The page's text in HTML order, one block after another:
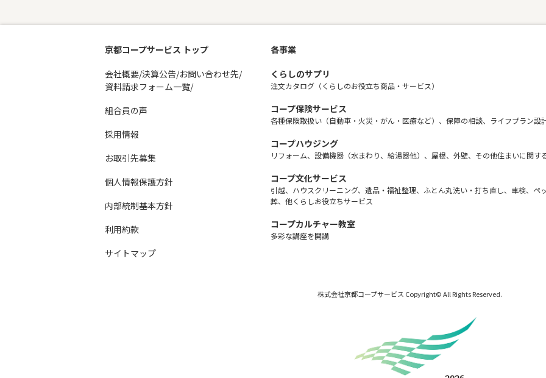
京都コープサービス トップ
会社概要/決算公告/お問い合わせ先/
資料請求フォーム一覧/
組合員の声
採用情報
お取引先募集
個人情報保護方針
内部統制基本方針
利用約款
サイトマップ
各事業
くらしのサプリ
注文カタログ（くらしのお役立ち商品・サービス）
コープ保険サービス
各種保険取扱い（自動車・火災・がん・医療など）、保障の相談、ライフプラン設
コープハウジング
リフォーム、設備機器（水まわり、給湯器他）、屋根、外壁、その他住まいに関す
コープ文化サービス
引越、ハウスクリーニング、遺品・福祉整理、ふとん丸洗い・打ち直し、車検、ペ
葬、他くらしお役立ちサービス
コープカルチャー教室
多彩な講座を開講
株式会社京都コープサービス Copyright© All Rights Reserved.